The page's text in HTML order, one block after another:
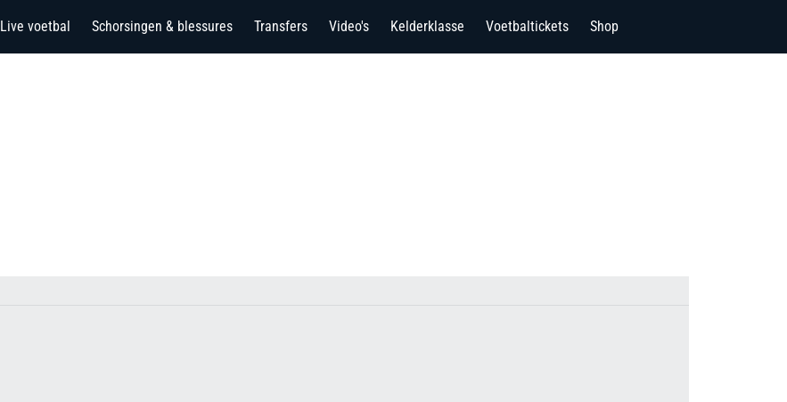
Live voetbal Schorsingen & blessures Transfers Video's Kelderklasse Voetbaltickets Shop